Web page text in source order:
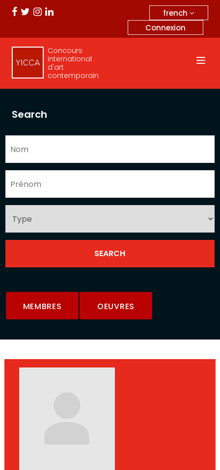
french
Connexion
Concours
international
d'art
contemporain
Search
MEMBRES OEUVRES